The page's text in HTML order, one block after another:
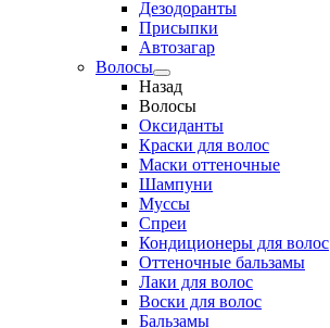
Дезодоранты
Присыпки
Автозагар
Волосы
Назад
Волосы
Оксиданты
Краски для волос
Маски оттеночные
Шампуни
Муссы
Спреи
Кондиционеры для волос
Оттеночные бальзамы
Лаки для волос
Воски для волос
Бальзамы